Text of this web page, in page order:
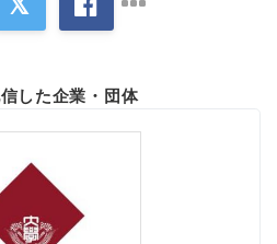
した企業・団体